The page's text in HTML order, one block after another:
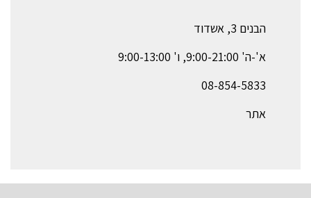
הבנים 3, אשדוד
א'-ה' 9:00-21:00, ו' 9:00-13:00
08-854-5833
אתר